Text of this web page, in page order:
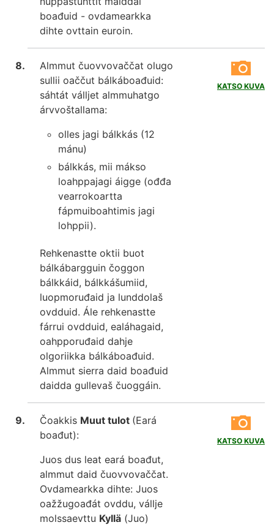
boađuid - ovdamearkka
dihte ovttain euroin.
KATSO KUVA
Almmut čuovvovaččat olugo
sullii oaččut bálkáboađuid:
sáhtát válljet almmuhatgo
árvvoštallama:
olles jagi bálkkás (12
mánu)
bálkkás, mii mákso
loahppajagi áigge (ođđa
vearrokoartta
fápmuiboahtimis jagi
lohppii).
Rehkenastte oktii buot
bálkábargguin čoggon
bálkkáid, bálkkášumiid,
luopmoruđaid ja lunddolaš
ovdduid. Ále rehkenastte
fárrui ovdduid, ealáhagaid,
oahpporuđaid dahje
olgoriikka bálkáboađuid.
Almmut sierra daid boađuid
daidda gullevaš čuoggáin.
KATSO KUVA
Čoakkis Muut tulot (Eará
boađut):
Juos dus leat eará boađut,
almmut daid čuovvovaččat.
Ovdamearkka dihte: Juos
oažžugoađát ovddu, vállje
molssaevttu Kyllä (Juo)